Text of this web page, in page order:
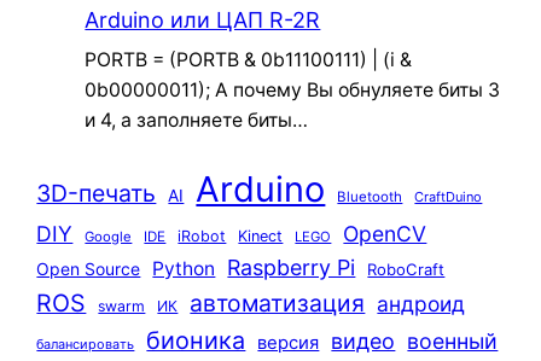
Arduino или ЦАП R-2R
PORTB = (PORTB & 0b11100111) | (i &
0b00000011); А почему Вы обнуляете биты 3
и 4, а заполняете биты…
3D-печать AI Arduino Bluetooth CraftDuino
DIY Google IDE iRobot Kinect LEGO OpenCV
Open Source Python Raspberry Pi RoboCraft
ROS swarm ИК автоматизация андроид
балансировать бионика версия видео военный